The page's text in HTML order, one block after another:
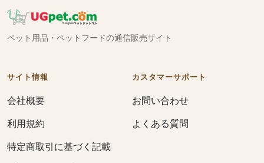
ペット用品・ペットフードの通信販売サイト
サイト情報
会社概要
利用規約
特定商取引に基づく記載
カスタマーサポート
お問い合わせ
よくある質問